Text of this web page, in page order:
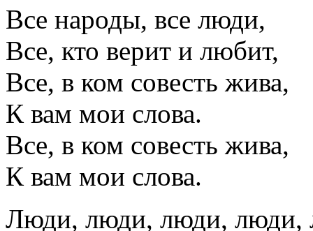
Все народы, все люди,
Все, кто верит и любит,
Все, в ком совесть жива,
К вам мои слова.
Все, в ком совесть жива,
К вам мои слова.
Люди, люди, люди, люди,